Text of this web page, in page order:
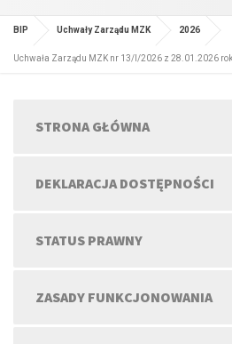
BIP Uchwały Zarządu MZK 2026
Uchwała Zarządu MZK nr 13/I/2026 z 28.01.2026
STRONA GŁÓWNA
DEKLARACJA DOSTĘPNOŚCI
STATUS PRAWNY
ZASADY FUNKCJONOWANIA